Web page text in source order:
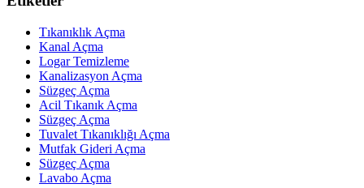
Tıkanıklık Açma
Kanal Açma
Logar Temizleme
Kanalizasyon Açma
Süzgeç Açma
Acil Tıkanık Açma
Süzgeç Açma
Tuvalet Tıkanıklığı Açma
Mutfak Gideri Açma
Süzgeç Açma
Lavabo Açma